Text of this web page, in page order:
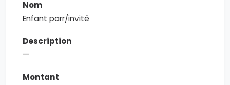
Enfant parr/invité
—